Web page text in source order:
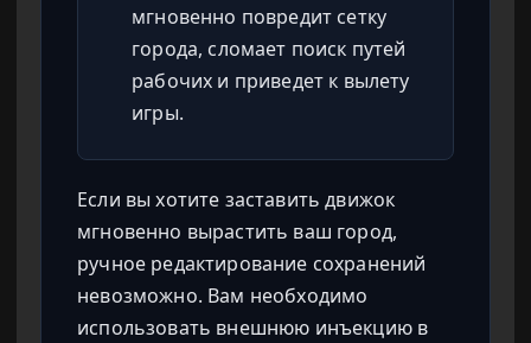
мгновенно повредит сетку
города, сломает поиск путей
рабочих и приведет к вылету
игры.
Если вы хотите заставить движок
мгновенно вырастить ваш город,
ручное редактирование сохранений
невозможно. Вам необходимо
использовать внешнюю инъекцию в